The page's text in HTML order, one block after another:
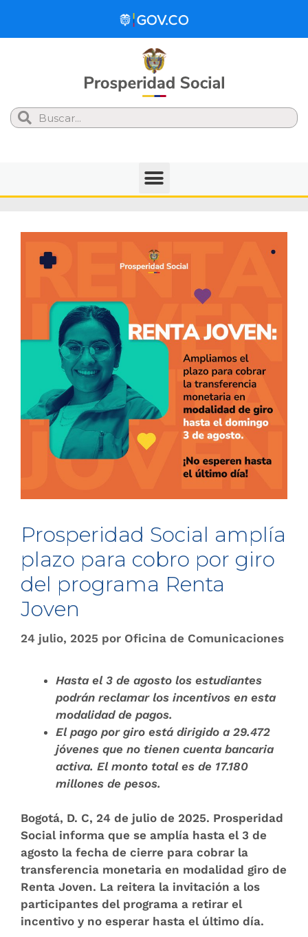
Search
Prosperidad Social amplía
plazo para cobro por giro
del programa Renta
Joven
24 julio, 2025 por Oficina de Comunicaciones
Hasta el 3 de agosto los estudiantes
podrán reclamar los incentivos en esta
modalidad de pagos.
El pago por giro está dirigido a 29.472
jóvenes que no tienen cuenta bancaria
activa. El monto total es de 17.180
millones de pesos.
Bogotá, D. C, 24 de julio de 2025. Prosperidad
Social informa que se amplía hasta el 3 de
agosto la fecha de cierre para cobrar la
transferencia monetaria en modalidad giro de
Renta Joven. La reitera la invitación a los
participantes del programa a retirar el
incentivo y no esperar hasta el último día.